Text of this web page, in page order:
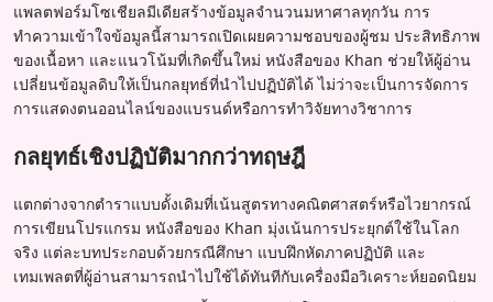
แพลตฟอร์มโซเชียลมีเดียสร้างข้อมูลจำนวนมหาศาลทุกวัน การ
ทำความเข้าใจข้อมูลนี้สามารถเปิดเผยความชอบของผู้ชม ประสิทธิภาพ
ของเนื้อหา และแนวโน้มที่เกิดขึ้นใหม่ หนังสือของ Khan ช่วยให้ผู้อ่าน
เปลี่ยนข้อมูลดิบให้เป็นกลยุทธ์ที่นำไปปฏิบัติได้ ไม่ว่าจะเป็นการจัดการ
การแสดงตนออนไลน์ของแบรนด์หรือการทำวิจัยทางวิชาการ
กลยุทธ์เชิงปฏิบัติมากกว่าทฤษฎี
แตกต่างจากตำราแบบดั้งเดิมที่เน้นสูตรทางคณิตศาสตร์หรือไวยากรณ์
การเขียนโปรแกรม หนังสือของ Khan มุ่งเน้นการประยุกต์ใช้ในโลก
จริง แต่ละบทประกอบด้วยกรณีศึกษา แบบฝึกหัดภาคปฏิบัติ และ
เทมเพลตที่ผู้อ่านสามารถนำไปใช้ได้ทันทีกับเครื่องมือวิเคราะห์ยอดนิยม